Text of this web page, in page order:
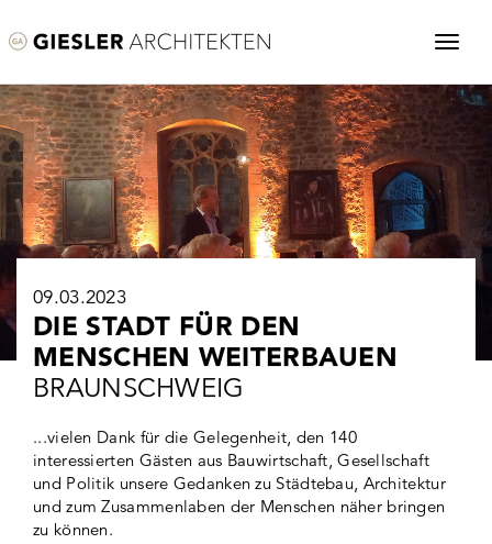
09.03.2023
DIE STADT FÜR DEN
MENSCHEN WEITERBAUEN
BRAUNSCHWEIG
...vielen Dank für die Gelegenheit, den 140
interessierten Gästen aus Bauwirtschaft, Gesellschaft
und Politik unsere Gedanken zu Städtebau, Architektur
und zum Zusammenlaben der Menschen näher bringen
zu können.